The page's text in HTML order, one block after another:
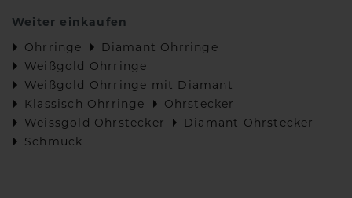
Weiter einkaufen
Ohrringe
Diamant Ohrringe
Weißgold Ohrringe
Weißgold Ohrringe mit Diamant
Klassisch Ohrringe
Ohrstecker
Weissgold Ohrstecker
Diamant Ohrstecker
Schmuck